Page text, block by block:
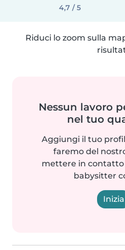
4,7 / 5
Riduci lo zoom sulla
Nessun lavoro
nel tuo
Aggiungi il tuo
faremo del
mettere in contatto
babysitter
Inizia